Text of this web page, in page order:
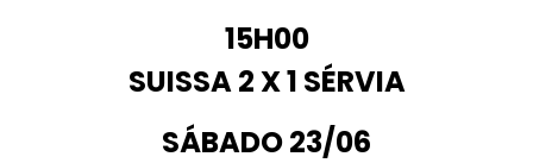
15H00
SUISSA 2 X 1 SÉRVIA
SÁBADO 23/06